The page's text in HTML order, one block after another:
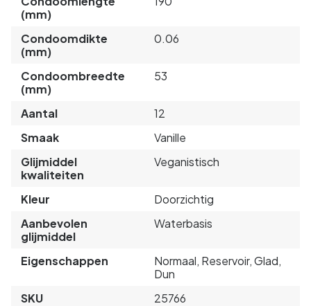
(mm)
Condoomdikte
(mm)
0.06
Condoombreedte
(mm)
53
Aantal
12
Smaak
Vanille
Glijmiddel
kwaliteiten
Veganistisch
Kleur
Doorzichtig
Aanbevolen
glijmiddel
Waterbasis
Eigenschappen
Normaal, Reservoir, Glad,
Dun
SKU
25766